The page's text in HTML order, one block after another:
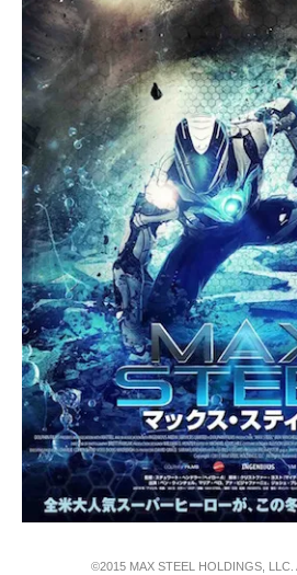
©2015 MAX STEEL HOLDINGS, LLC.